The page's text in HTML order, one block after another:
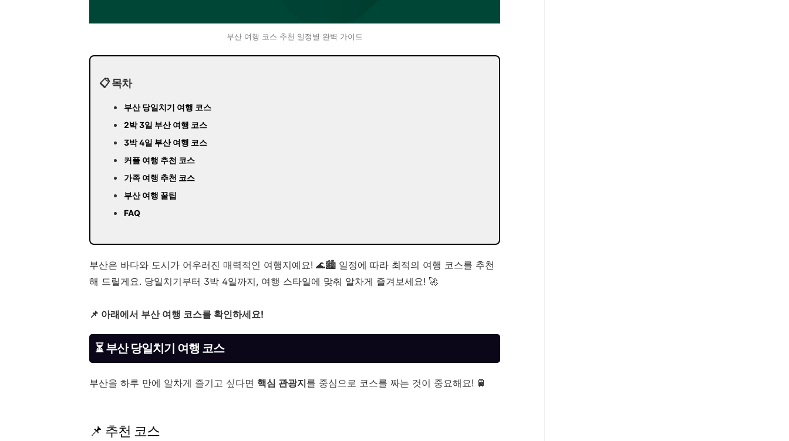
부산 여행 코스 추천 일정별 완벽 가이드
📋 목차
부산 당일치기 여행 코스
2박 3일 부산 여행 코스
3박 4일 부산 여행 코스
커플 여행 추천 코스
가족 여행 추천 코스
부산 여행 꿀팁
FAQ
부산은 바다와 도시가 어우러진 매력적인 여행지예요! 🌊🏙️ 일정에 따라 최적의 여행 코스를 추천
해 드릴게요. 당일치기부터 3박 4일까지, 여행 스타일에 맞춰 알차게 즐겨보세요! 🚀
📌 아래에서 부산 여행 코스를 확인하세요!
⏳ 부산 당일치기 여행 코스
부산을 하루 만에 알차게 즐기고 싶다면 핵심 관광지를 중심으로 코스를 짜는 것이 중요해요! 🚆
📌 추천 코스